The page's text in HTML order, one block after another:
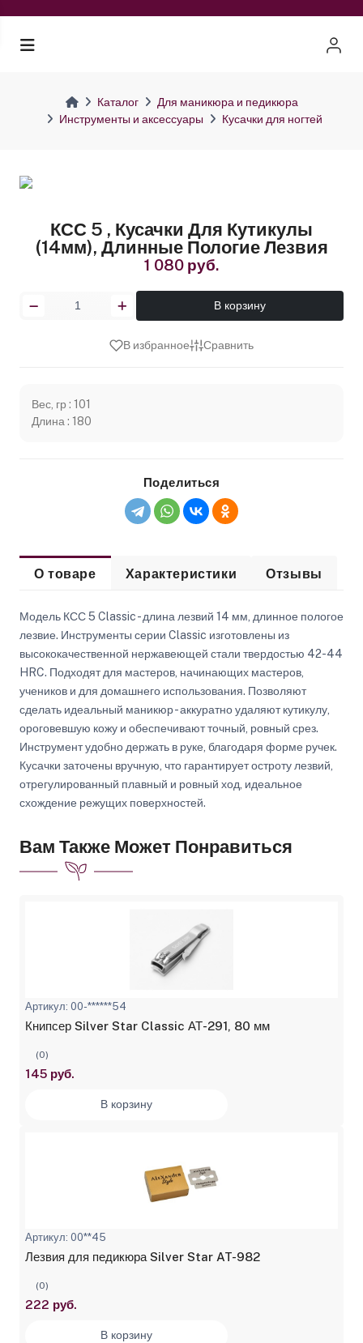
Каталог
Для маникюра и педикюра
Инструменты и аксессуары
Кусачки для ногтей
КСС 5 , Кусачки Для Кутикулы
(14мм), Длинные Пологие Лезвия
1 080 руб.
В корзину
В избранное Сравнить
Вес, гр : 101
Длина : 180
Поделиться
О товаре Характеристики Отзывы
Модель КСС 5 Classic - длина лезвий 14 мм, длинное пологое
лезвие. Инструменты серии Classic изготовлены из
высококачественной нержавеющей стали твердостью 42-44
HRC. Подходят для мастеров, начинающих мастеров,
учеников и для домашнего использования. Позволяют
сделать идеальный маникюр - аккуратно удаляют кутикулу,
ороговевшую кожу и обеспечивают точный, ровный срез.
Инструмент удобно держать в руке, благодаря форме ручек.
Кусачки заточены вручную, что гарантирует остроту лезвий,
отрегулированный плавный и ровный ход, идеальное
схождение режущих поверхностей.
Вам Также Может Понравиться
Артикул: 00-******54
Книпсер Silver Star Classic АТ-291, 80 мм
(0)
145 руб.
В корзину
Артикул: 00**45
Лезвия для педикюра Silver Star AT-982
(0)
222 руб.
В корзину